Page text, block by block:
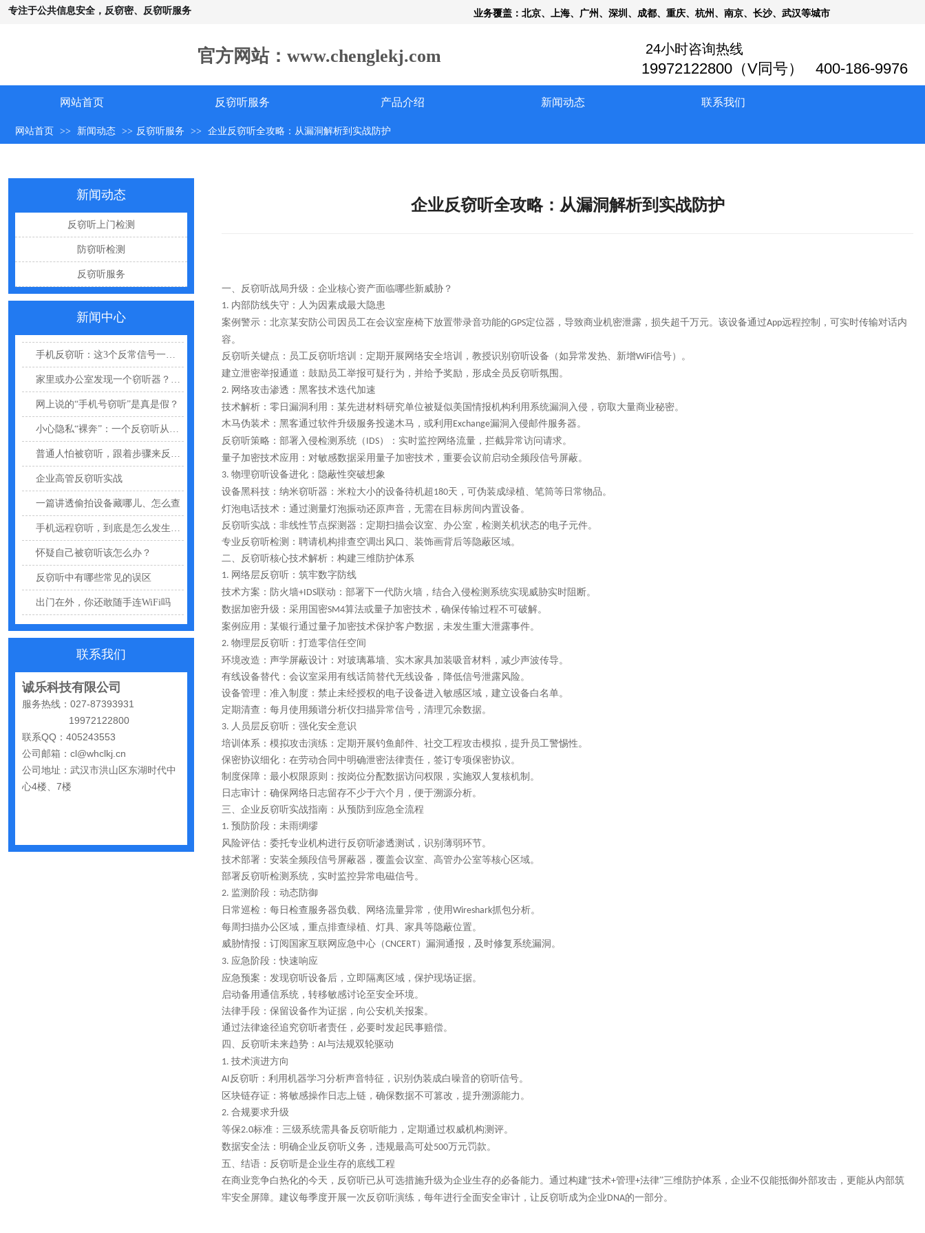
24小时咨询热线
19972122800（V同号） 400-186-9976
业务覆盖：北京、上海、广州、深圳、成都、重庆、杭州、南京、长沙、武汉等城市
专注于公共信息安全，反窃密、反窃听服务
官方网站：www.chenglekj.com
网站首页 反窃听服务 产品介绍 新闻动态 联系我们
网站首页 >> 新闻动态 >> 反窃听服务 >> 企业反窃听全攻略：从漏洞解析到实战防护
新闻动态
反窃听上门检测
防窃听检测
反窃听服务
新闻中心
出门在外，你还敢随手连WiFi吗
反窃听检测的用处
夏天防偷拍指南：手机、充电宝都能改装
手机反窃听：这3个反常信号一定要关注
家里或办公室发现一个窃听器？别大意
网上说的“手机号窃听”是真是假？
小心隐私“裸奔”：一个反窃听从业者的血泪提醒
普通人怕被窃听，跟着步骤来反窃听
企业高管反窃听实战
一篇讲透偷拍设备藏哪儿、怎么查
手机远程窃听，到底是怎么发生的？
怀疑自己被窃听该怎么办？
反窃听中有哪些常见的误区
出门在外，你还敢随手连WiFi吗
网购“反窃听神器”为何总翻车？
车上装GPS只为了定位？小心，它可能正在“偷听”你说话
联系我们
诚乐科技有限公司
服务热线：027-87393931
19972122800
联系QQ：405243553
公司邮箱：cl@whclkj.cn
公司地址：武汉市洪山区东湖时代中
心4楼、7楼
企业反窃听全攻略：从漏洞解析到实战防护
一、反窃听战局升级：企业核心资产面临哪些新威胁？
1. 内部防线失守：人为因素成最大隐患
案例警示：北京某安防公司因员工在会议室座椅下放置带录音功能的GPS定位器，导致商业机密泄露，损失超千万元。该设备通过App远程控制，可实时传输对话内
容。
反窃听关键点：员工反窃听培训：定期开展网络安全培训，教授识别窃听设备（如异常发热、新增WiFi信号）。
建立泄密举报通道：鼓励员工举报可疑行为，并给予奖励，形成全员反窃听氛围。
2. 网络攻击渗透：黑客技术迭代加速
技术解析：零日漏洞利用：某先进材料研究单位被疑似美国情报机构利用系统漏洞入侵，窃取大量商业秘密。
木马伪装术：黑客通过软件升级服务投递木马，或利用 Exchange漏洞入侵邮件服务器。
反窃听策略：部署入侵检测系统（ IDS）：实时监控网络流量，拦截异常访问请求。
量子加密技术应用：对敏感数据采用量子加密技术，重要会议前启动全频段信号屏蔽。
3. 物理窃听设备进化：隐蔽性突破想象
设备黑科技：纳米窃听器：米粒大小的设备待机超 180天，可伪装成绿植、笔筒等日常物品。
灯泡电话技术：通过测量灯泡振动还原声音，无需在目标房间内置设备。
反窃听实战：非线性节点探测器：定期扫描会议室、办公室，检测关机状态的电子元件。
专业反窃听检测：聘请机构排查空调出风口、装饰画背后等隐蔽区域。
二、反窃听核心技术解析：构建三维防护体系
1. 网络层反窃听：筑牢数字防线
技术方案：防火墙+IDS联动：部署下一代防火墙，结合入侵检测系统实现威胁实时阻断。
数据加密升级：采用国密SM4算法或量子加密技术，确保传输过程不可破解。
案例应用：某银行通过量子加密技术保护客户数据，未发生重大泄露事件。
2. 物理层反窃听：打造零信任空间
环境改造：声学屏蔽设计：对玻璃幕墙、实木家具加装吸音材料，减少声波传导。
有线设备替代：会议室采用有线话筒替代无线设备，降低信号泄露风险。
设备管理：准入制度：禁止未经授权的电子设备进入敏感区域，建立设备白名单。
定期清查：每月使用频谱分析仪扫描异常信号，清理冗余数据。
3. 人员层反窃听：强化安全意识
培训体系：模拟攻击演练：定期开展钓鱼邮件、社交工程攻击模拟，提升员工警惕性。
保密协议细化：在劳动合同中明确泄密法律责任，签订专项保密协议。
制度保障：最小权限原则：按岗位分配数据访问权限，实施双人复核机制。
日志审计：确保网络日志留存不少于六个月，便于溯源分析。
三、企业反窃听实战指南：从预防到应急全流程
1. 预防阶段：未雨绸缪
风险评估：委托专业机构进行反窃听渗透测试，识别薄弱环节。
技术部署：安装全频段信号屏蔽器，覆盖会议室、高管办公室等核心区域。
部署反窃听检测系统，实时监控异常电磁信号。
2. 监测阶段：动态防御
日常巡检：每日检查服务器负载、网络流量异常，使用Wireshark抓包分析。
每周扫描办公区域，重点排查绿植、灯具、家具等隐蔽位置。
威胁情报：订阅国家互联网应急中心（CNCERT）漏洞通报，及时修复系统漏洞。
3. 应急阶段：快速响应
应急预案：发现窃听设备后，立即隔离区域，保护现场证据。
启动备用通信系统，转移敏感讨论至安全环境。
法律手段：保留设备作为证据，向公安机关报案。
通过法律途径追究窃听者责任，必要时发起民事赔偿。
四、反窃听未来趋势： AI与法规双轮驱动
1. 技术演进方向
AI反窃听：利用机器学习分析声音特征，识别伪装成白噪音的窃听信号。
区块链存证：将敏感操作日志上链，确保数据不可篡改，提升溯源能力。
2. 合规要求升级
等保2.0标准：三级系统需具备反窃听能力，定期通过权威机构测评。
数据安全法：明确企业反窃听义务，违规最高可处500万元罚款。
五、结语：反窃听是企业生存的底线工程
在商业竞争白热化的今天，反窃听已从可选措施升级为企业生存的必备能力。通过构建“技术+管理+法律”三维防护体系，企业不仅能抵御外部攻击，更能从内部筑
牢安全屏障。建议每季度开展一次反窃听演练，每年进行全面安全审计，让反窃听成为企业DNA的一部分。